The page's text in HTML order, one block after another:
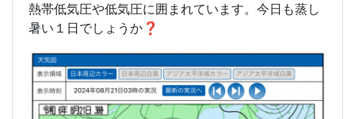
熱帯低気圧や低気圧に囲まれています。今日も蒸し
暑い１日でしょうか❓